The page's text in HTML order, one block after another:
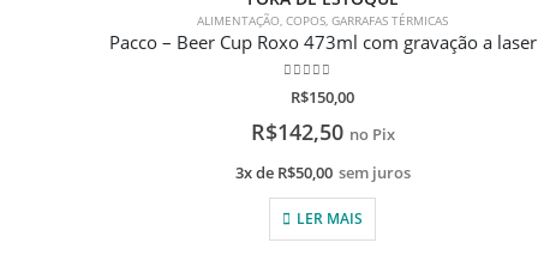
ALIMENTAÇÃO ,COPOS ,GARRAFAS TÉRMICAS
Pacco – Beer Cup Roxo 473ml com gravação a laser
de 5
R$150,00
R$142,50 no Pix
3x de R$50,00 sem juros
LER MAIS